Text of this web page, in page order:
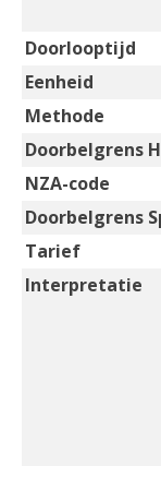
Doorlooptijd
Eenheid
Methode
Doorbelgrens
NZA-code
Doorbelgrens
Tarief
Interpretatie